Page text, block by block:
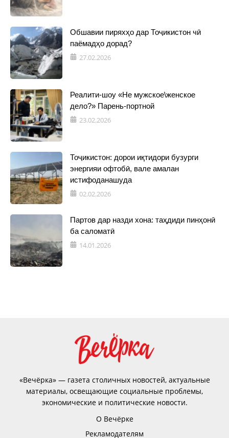
Обшавии пиряхҳо дар Тоҷикистон чӣ
паёмадҳо дорад?
27.02.2026
Реалити-шоу «Не мужское\женское
дело?» Парень-портной
23.02.2026
Тоҷикистон: дорои иқтидори бузурги
энергияи офтобӣ, вале амалан
истифоданашуда
02.02.2026
Партов дар назди хона: таҳдиди пинҳонӣ
ба саломатӣ
14.01.2026
«Вечёрка» — газета столичных новостей, актуальные
материалы, освещающие социальные проблемы,
экономические и политические новости.
О Вечёрке
Рекламодателям